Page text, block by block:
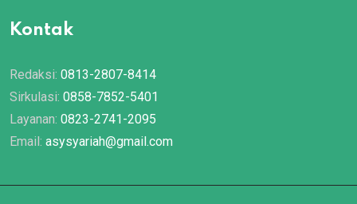
Kontak
Redaksi: 0813-2807-8414
Sirkulasi: 0858-7852-5401
Layanan: 0823-2741-2095
Email: asysyariah@gmail.com